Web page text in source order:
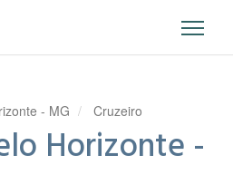
- MG Cruzeiro
Horizonte -